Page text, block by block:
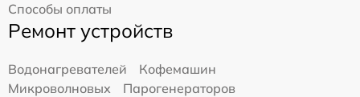
Способы оплаты
Ремонт устройств
Водонагревателей
Кофемашин
Микроволновых
Парогенераторов